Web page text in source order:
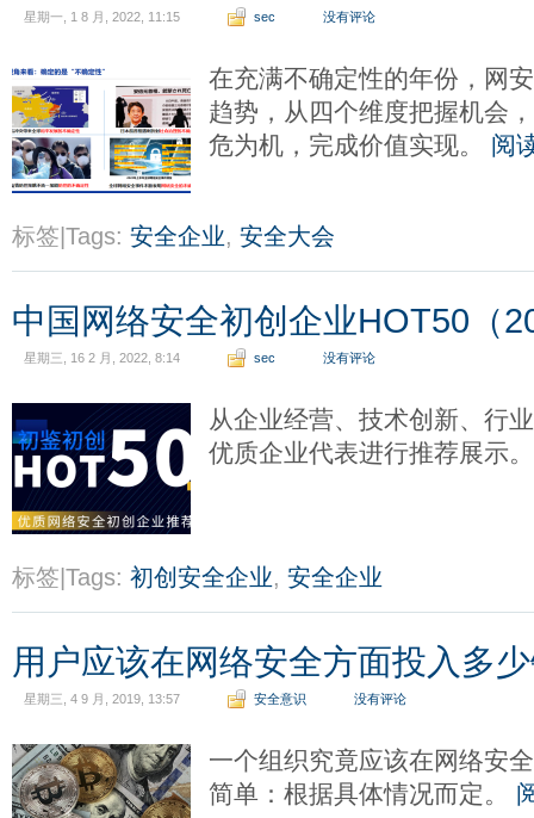
星期一, 1 8 月, 2022, 11:15 sec 没有评论
在充满不确定性的年份，网
趋势，从四个维度把握机会
危为机，完成价值实现。 阅
标签|Tags: 安全企业, 安全大会
中国网络安全初创企业HOT50（
星期三, 16 2 月, 2022, 8:14 sec 没有评论
从企业经营、技术创新、行
优质企业代表进行推荐展示
标签|Tags: 初创安全企业, 安全企业
用户应该在网络安全方面投入多
星期三, 4 9 月, 2019, 13:57 安全意识 没有评论
一个组织究竟应该在网络安
简单：根据具体情况而定。